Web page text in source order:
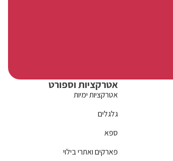
אטרקציות וספורט
אטרקציות ימיות
גלגלים
ספא
פארקים ואתרי בילוי